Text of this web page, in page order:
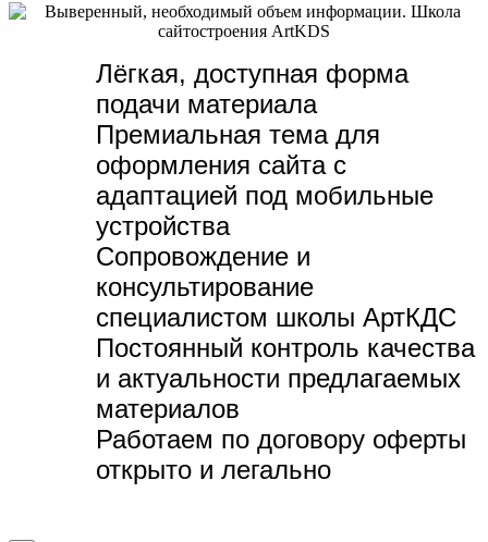
Лёгкая, доступная форма
подачи материала
Премиальная тема для
оформления сайта с
адаптацией под мобильные
устройства
Сопровождение и
консультирование
специалистом школы АртКДС
Постоянный контроль качества
и актуальности предлагаемых
материалов
Работаем по договору оферты
открыто и легально